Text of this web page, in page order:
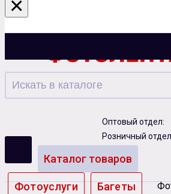
Казань
Оптовый отдел:
Розничный
Каталог товаров
Фотоуслуги Багеты
×